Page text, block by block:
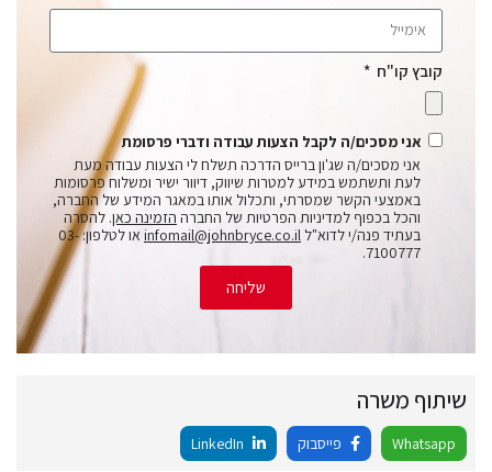
קובץ קו"ח
אני מסכים/ה לקבל הצעות עבודה ודברי פרסומת
אני מסכים/ה שג'ון ברייס הדרכה תשלח לי הצעות עבודה מעת
לעת ותשתמש במידע למטרות שיווק, דיוור ישיר ומשלוח פרסומות
באמצעי הקשר שמסרתי, ותכלול אותו במאגר המידע של החברה,
והכל בכפוף למדיניות הפרטיות של החברה הזמינה כאן. להסרה
בעתיד פנה/י לדוא"ל infomail@johnbryce.co.il
או לטלפון: 03-
7100777.
שליחה
שיתוף משרה
Whatsapp פייסבוק